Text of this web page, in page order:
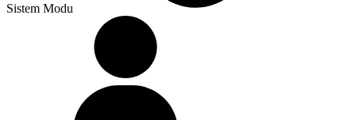
Sistem Modu